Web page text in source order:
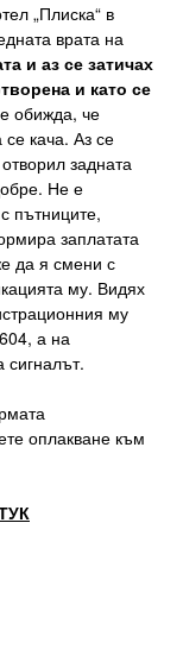
„Плиска“ в
врата на
и аз се затичах
и като се
обижда, че
кача. Аз се
задната
Не е
пътниците,
заплатата
да я смени с
му. Видях
му
а на
оплакване към